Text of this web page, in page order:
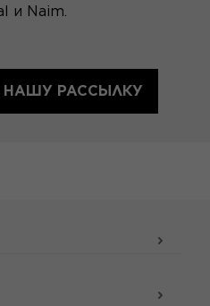
и Naim.
НАШУ РАССЫЛКУ